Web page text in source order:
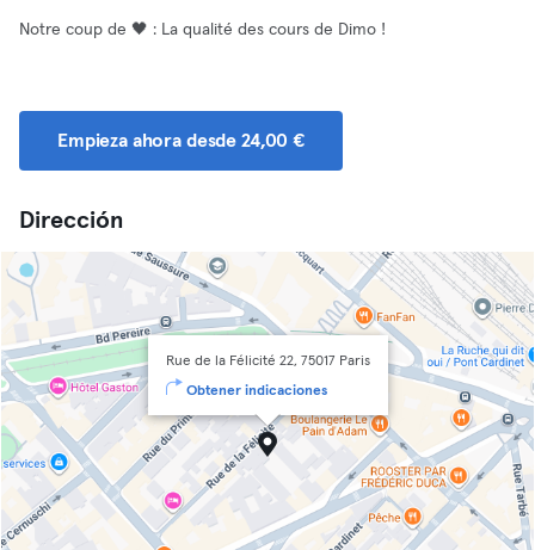
Notre coup de 🖤 : La qualité des cours de Dimo !
Empieza ahora desde 24,00 €
Dirección
Rue de la Félicité 22, 75017 Paris
Obtener indicaciones